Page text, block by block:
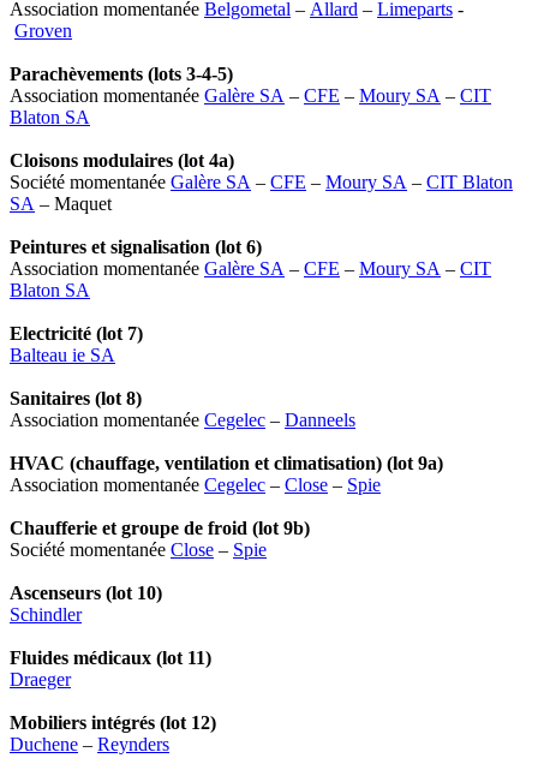
Association momentanée Belgometal – Allard – Limeparts -
Groven
Parachèvements (lots 3-4-5)
Association momentanée Galère SA – CFE – Moury SA – CIT
Blaton SA
Cloisons modulaires (lot 4a)
Société momentanée Galère SA – CFE – Moury SA – CIT Blaton
SA – Maquet
Peintures et signalisation (lot 6)
Association momentanée Galère SA – CFE – Moury SA – CIT
Blaton SA
Electricité (lot 7)
Balteau ie SA
Sanitaires (lot 8)
Association momentanée Cegelec – Danneels
HVAC (chauffage, ventilation et climatisation) (lot 9a)
Association momentanée Cegelec – Close – Spie
Chaufferie et groupe de froid (lot 9b)
Société momentanée Close – Spie
Ascenseurs (lot 10)
Schindler
Fluides médicaux (lot 11)
Draeger
Mobiliers intégrés (lot 12)
Duchene – Reynders